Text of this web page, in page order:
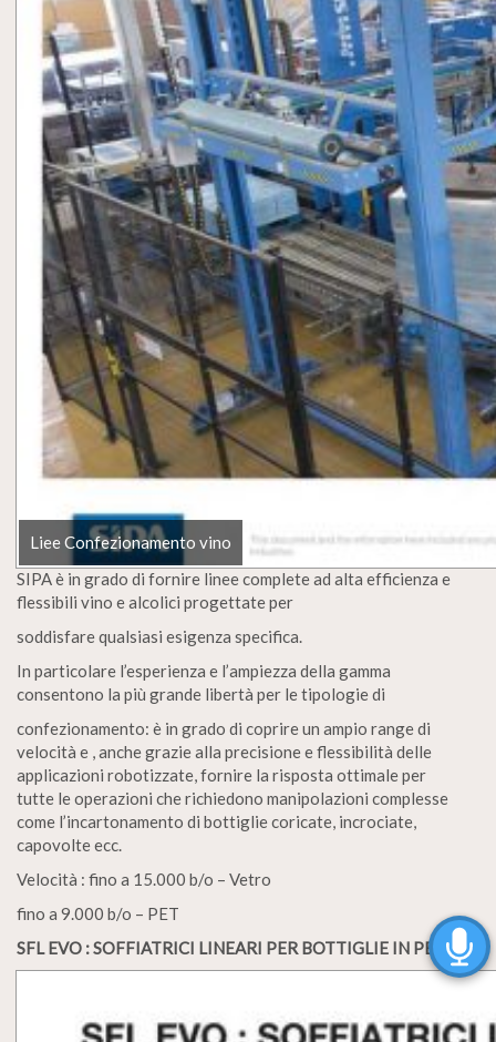
Liee Confezionamento vino
SIPA è in grado di fornire linee complete ad alta efficienza e
flessibili vino e alcolici progettate per
soddisfare qualsiasi esigenza specifica.
In particolare l’esperienza e l’ampiezza della gamma
consentono la più grande libertà per le tipologie di
confezionamento: è in grado di coprire un ampio range di
velocità e , anche grazie alla precisione e flessibilità delle
applicazioni robotizzate, fornire la risposta ottimale per
tutte le operazioni che richiedono manipolazioni complesse
come l’incartonamento di bottiglie coricate, incrociate,
capovolte ecc.
Velocità : fino a 15.000 b/o – Vetro
fino a 9.000 b/o – PET
SFL EVO : SOFFIATRICI LINEARI PER BOTTIGLIE IN PET